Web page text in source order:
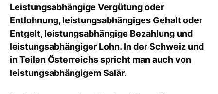
Leistungsabhängige Vergütung oder
Entlohnung, leistungsabhängiges Gehalt oder
Entgelt, leistungsabhängige Bezahlung und
leistungsabhängiger Lohn. In der Schweiz und
in Teilen Österreichs spricht man auch von
leistungsabhängigem Salär.